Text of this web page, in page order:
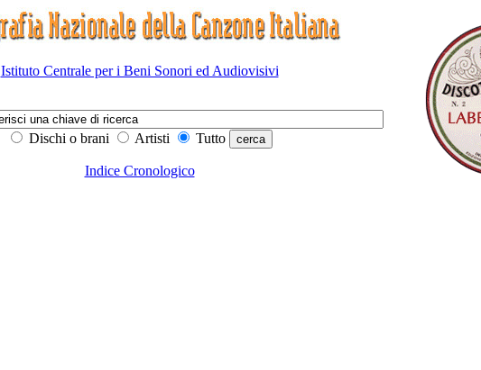
Istituto Centrale per i Beni Sonori ed Audiovisivi
Dischi o brani
Artisti Tutto
Indice Cronologico